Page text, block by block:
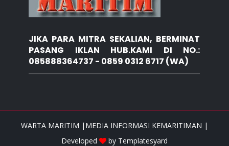
JIKA PARA MITRA SEKALIAN, BERMINAT
PASANG IKLAN HUB.KAMI DI NO.:
085888364737 - 0859 0312 6717 (WA)
WARTA MARITIM |MEDIA INFORMASI KEMARITIMAN |
Developed
by Templatesyard